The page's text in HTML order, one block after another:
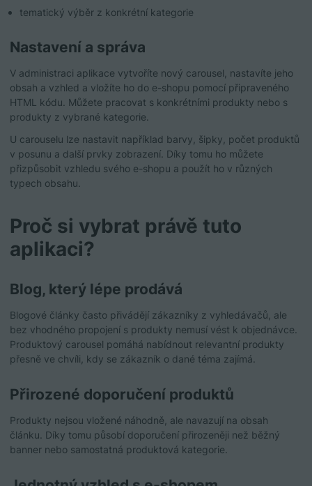
tematický výběr z konkrétní kategorie
Nastavení a správa
V administraci aplikace vytvoříte nový carousel, nastavíte jeho
obsah a vzhled a vložíte ho do e-shopu pomocí připraveného
HTML kódu. Můžete pracovat s konkrétními produkty nebo s
produkty z vybrané kategorie.
U carouselu lze nastavit například barvy, šipky, počet produktů
v posunu a další prvky zobrazení. Díky tomu ho můžete
přizpůsobit vzhledu svého e-shopu a použít ho v různých
typech obsahu.
Proč si vybrat právě tuto
aplikaci?
Blog, který lépe prodává
Blogové články často přivádějí zákazníky z vyhledávačů, ale
bez vhodného propojení s produkty nemusí vést k objednávce.
Produktový carousel pomáhá nabídnout relevantní produkty
přesně ve chvíli, kdy se zákazník o dané téma zajímá.
Přirozené doporučení produktů
Produkty nejsou vložené náhodně, ale navazují na obsah
článku. Díky tomu působí doporučení přirozeněji než běžný
banner nebo samostatná produktová kategorie.